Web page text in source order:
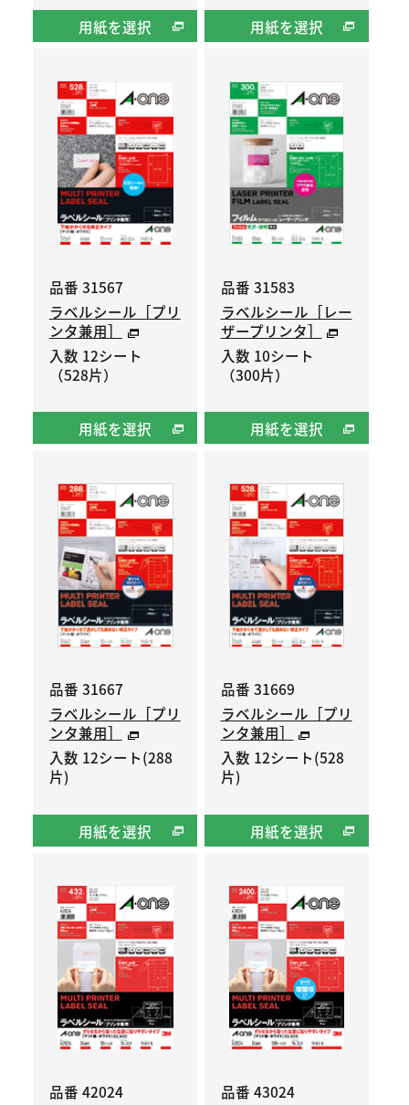
用紙を選択 用紙を選択
品番 31567
ラベルシール［プリ
ンタ兼用］
入数 12シート
（528片）
用紙を選択
品番 31583
ラベルシール［レー
ザープリンタ］
入数 10シート
（300片）
用紙を選択
品番 31667
ラベルシール［プリ
ンタ兼用］
入数 12シート(288
片)
用紙を選択
品番 31669
ラベルシール［プリ
ンタ兼用］
入数 12シート(528
片)
用紙を選択
品番 42024
品番 43024